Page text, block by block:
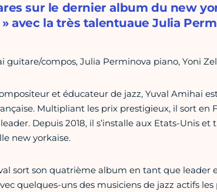
sur le dernier album du new
avec la très talentuaue Julia
guitare/compos, Julia Perminova piano, Yoni
et éducateur de jazz, Yuval Amihai
Multipliant les prix prestigieux, il sort en
Depuis 2018, il s’installe aux Etats-Unis
new yorkaise.
sort son quatrième album en tant que leader
quelques-uns des musiciens de jazz actifs